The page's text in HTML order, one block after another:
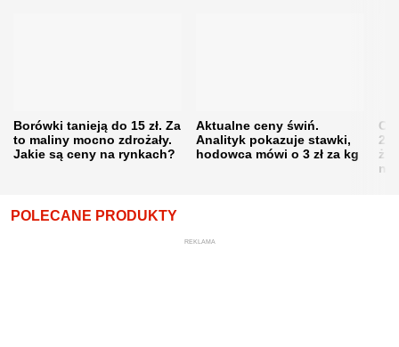
Borówki tanieją do 15 zł. Za
to maliny mocno zdrożały.
Jakie są ceny na rynkach?
Aktualne ceny świń.
Analityk pokazuje stawki,
hodowca mówi o 3 zł za kg
POLECANE PRODUKTY
REKLAMA